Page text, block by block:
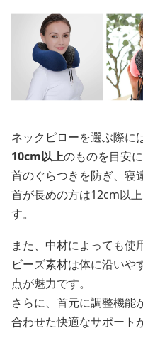
ネックピローを選ぶ際には
10cm以上のものを目安
首のぐらつきを防ぎ、寝
首が長めの方は12cm以
す。
また、中材によっても使
ビーズ素材は体に沿いや
点が魅力です。
さらに、首元に調整機能
合わせた快適なサポート